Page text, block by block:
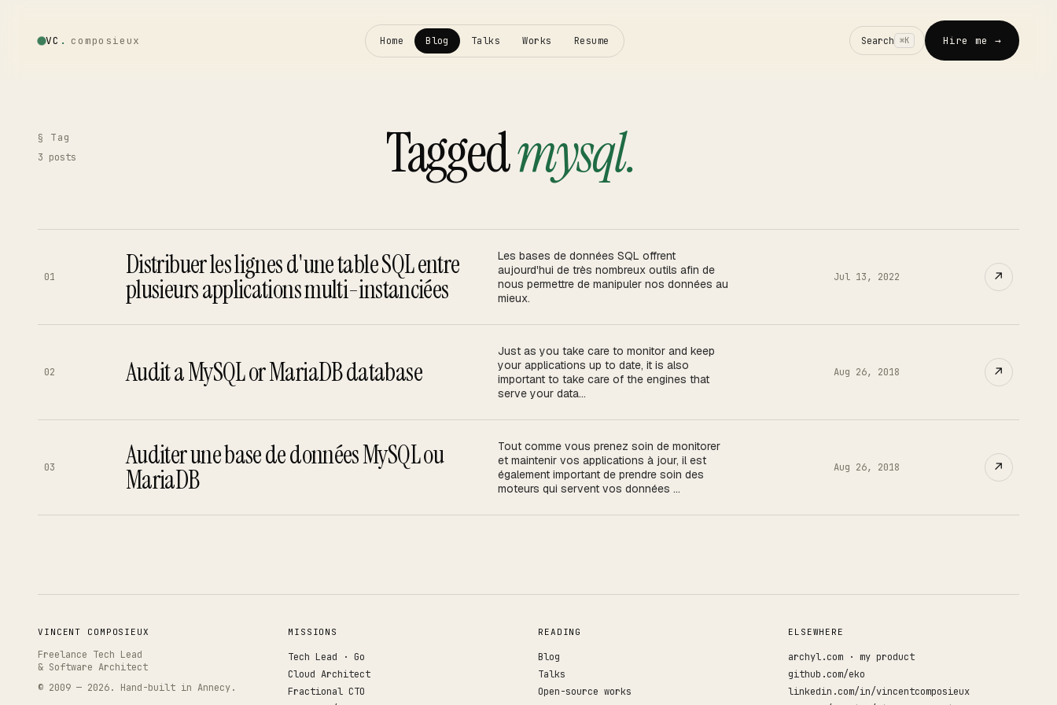
VC . composieux Home Blog Talks Works Resume Search ⌘K Hire me →
Talks ↗
Works
Resume
§ Tag
3 posts Taggedmysql.
01 Distribuer les lignes d'une table SQL entre
plusieurs applications multi-instanciées
Les bases de données SQL offrent
aujourd'hui de très nombreux outils afin de
nous permettre de manipuler nos données au
mieux.
Jul 13, 2022 ↗
02 Audit a MySQL or MariaDB database
Just as you take care to monitor and keep
your applications up to date, it is also
important to take care of the engines that
serve your data...
Aug 26, 2018 ↗
03 Auditer une base de données MySQL ou
MariaDB
Tout comme vous prenez soin de monitorer
et maintenir vos applications à jour, il est
également important de prendre soin des
moteurs qui servent vos données ...
Aug 26, 2018 ↗
VINCENT COMPOSIEUX
Freelance Tech Lead
& Software Architect
© 2009 — 2026. Hand-built in Annecy.
MISSIONS
Tech Lead · Go
Cloud Architect
Fractional CTO
READING
Blog
Talks
Open-source works
ELSEWHERE
archyl.com · my product
github.com/eko
linkedin.com/in/vincentcomposieux